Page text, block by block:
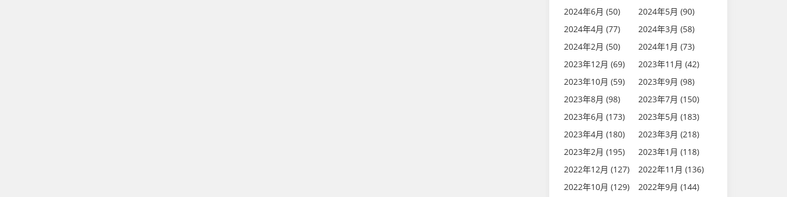
2024年6月 (50)
2024年5月 (90)
2024年4月 (77)
2024年3月 (58)
2024年2月 (50)
2024年1月 (73)
2023年12月 (69)
2023年11月 (42)
2023年10月 (59)
2023年9月 (98)
2023年8月 (98)
2023年7月 (150)
2023年6月 (173)
2023年5月 (183)
2023年4月 (180)
2023年3月 (218)
2023年2月 (195)
2023年1月 (118)
2022年12月 (127)
2022年11月 (136)
2022年10月 (129)
2022年9月 (144)